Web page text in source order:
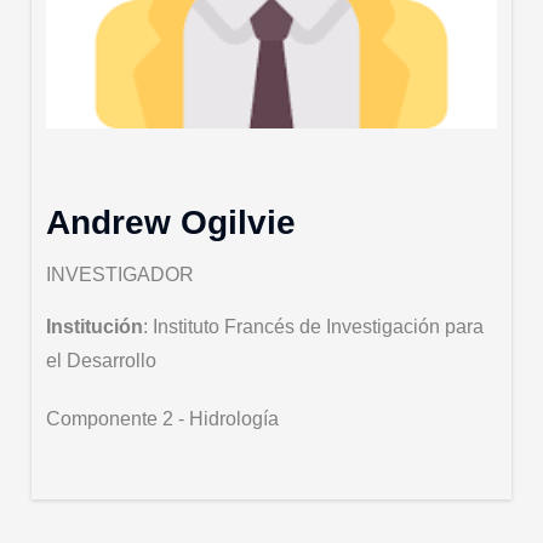
Andrew Ogilvie
INVESTIGADOR
Institución: Instituto Francés de Investigación para
el Desarrollo
Componente 2 - Hidrología